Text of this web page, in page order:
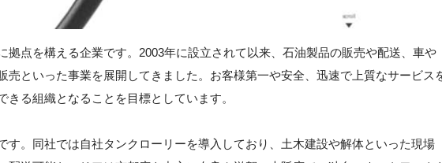
拠点を構える企業です。2003年に設立されて以来、石油製品の販売や配送、車や
売といった事業を展開してきました。お客様第一や安全、迅速で上質なサービス
る組織となることを目標としています。
す。同社では自社タンクローリーを導入しており、土木建設や解体といった現場